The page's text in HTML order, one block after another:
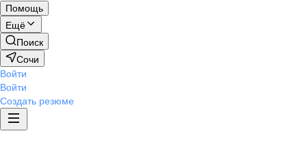
Помощь
Ещё
Поиск
Сочи
Войти
Войти
Создать резюме